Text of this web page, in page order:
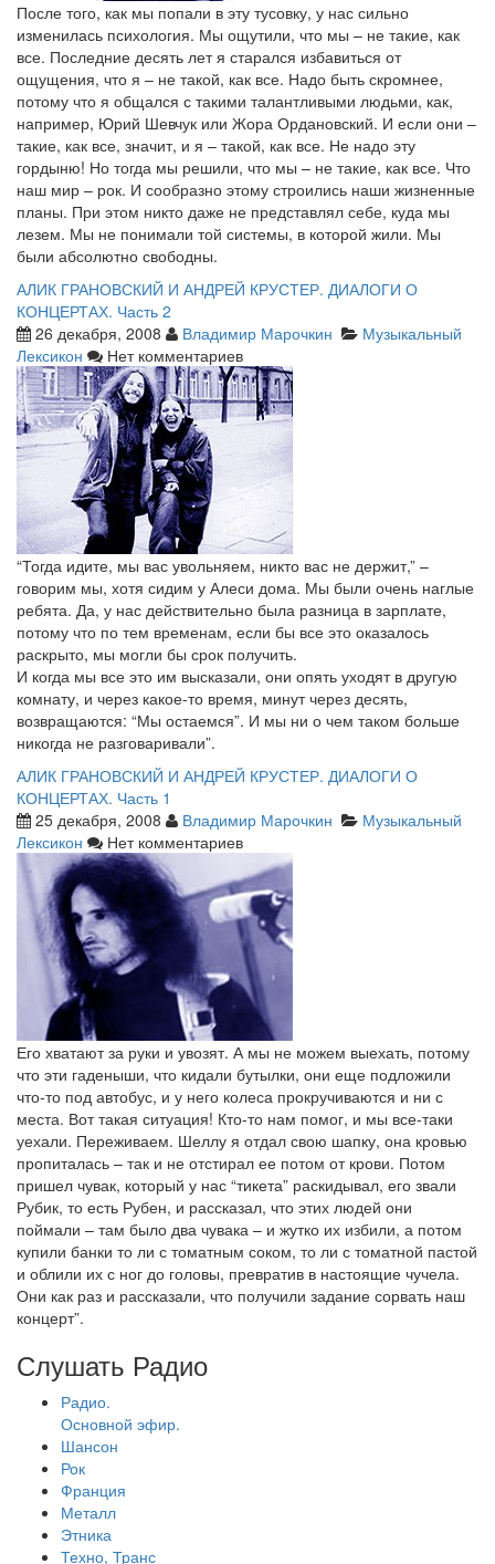
После того, как мы попали в эту тусовку, у нас сильно
изменилась психология. Мы ощутили, что мы – не такие, как
все. Последние десять лет я старался избавиться от
ощущения, что я – не такой, как все. Надо быть скромнее,
потому что я общался с такими талантливыми людьми, как,
например, Юрий Шевчук или Жора Ордановский. И если они –
такие, как все, значит, и я – такой, как все. Не надо эту
гордыню! Но тогда мы решили, что мы – не такие, как все. Что
наш мир – рок. И сообразно этому строились наши жизненные
планы. При этом никто даже не представлял себе, куда мы
лезем. Мы не понимали той системы, в которой жили. Мы
были абсолютно свободны.
АЛИК ГРАНОВСКИЙ И АНДРЕЙ КРУСТЕР. ДИАЛОГИ О
КОНЦЕРТАХ. Часть 2
26 декабря, 2008
Владимир Марочкин
Музыкальный
Лексикон
Нет комментариев
“Тогда идите, мы вас увольняем, никто вас не держит,” –
говорим мы, хотя сидим у Алеси дома. Мы были очень наглые
ребята. Да, у нас действительно была разница в зарплате,
потому что по тем временам, если бы все это оказалось
раскрыто, мы могли бы срок получить.
И когда мы все это им высказали, они опять уходят в другую
комнату, и через какое-то время, минут через десять,
возвращаются: “Мы остаемся”. И мы ни о чем таком больше
никогда не разговаривали”.
АЛИК ГРАНОВСКИЙ И АНДРЕЙ КРУСТЕР. ДИАЛОГИ О
КОНЦЕРТАХ. Часть 1
25 декабря, 2008
Владимир Марочкин
Музыкальный
Лексикон
Нет комментариев
Его хватают за руки и увозят. А мы не можем выехать, потому
что эти гаденыши, что кидали бутылки, они еще подложили
что-то под автобус, и у него колеса прокручиваются и ни с
места. Вот такая ситуация! Кто-то нам помог, и мы все-таки
уехали. Переживаем. Шеллу я отдал свою шапку, она кровью
пропиталась – так и не отстирал ее потом от крови. Потом
пришел чувак, который у нас “тикета” раскидывал, его звали
Рубик, то есть Рубен, и рассказал, что этих людей они
поймали – там было два чувака – и жутко их избили, а потом
купили банки то ли с томатным соком, то ли с томатной пастой
и облили их с ног до головы, превратив в настоящие чучела.
Они как раз и рассказали, что получили задание сорвать наш
концерт”.
Слушать Радио
Радио.
Основной эфир.
Шансон
Рок
Франция
Металл
Этника
Техно, Транс